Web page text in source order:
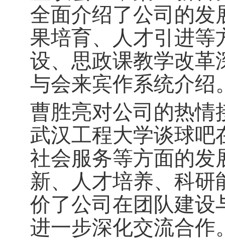
全面介绍了公司的发
果培育、人才引进等
设、思政课教学改革
与会来宾作系统介绍
曹胜亮对公司的热情
武汉工程大学谈球吧
社会服务等方面的发
新、人才培养、科研
价了公司在团队建设
进一步深化交流合作